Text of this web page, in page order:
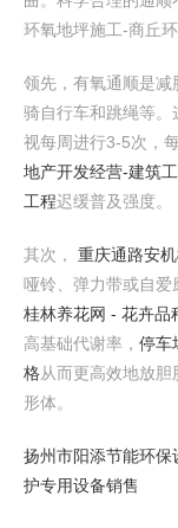
环氧地坪施工-商丘
领先，有氧通顺是减
骑自行车和跳绳等。
视每周进行3-5次，
地产开发经营-建筑
工程迟缓普及强度。
其次， 重庆通路安
哑铃、弹力带或自爱
桂林养花网 - 花卉品
高基础代谢率， 停车
格从而更高效地放
形体。
扬州市阳添节能环
护专用设备销售